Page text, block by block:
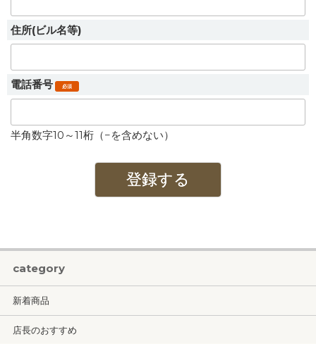
住所(ビル名等)
電話番号 必須
半角数字10～11桁（−を含めない）
category
新着商品
店長のおすすめ